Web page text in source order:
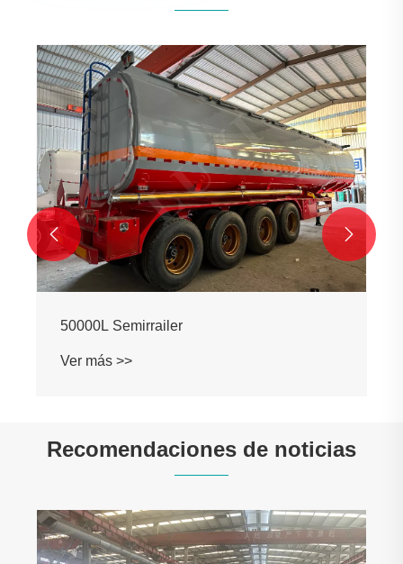
50000L Semirrailer
Ver más >>
 
Recomendaciones de noticias